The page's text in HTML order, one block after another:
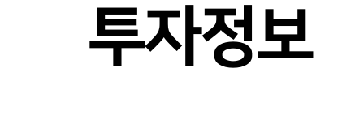
투자정보